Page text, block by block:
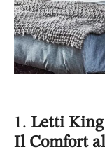
1. Letti King
Il Comfort